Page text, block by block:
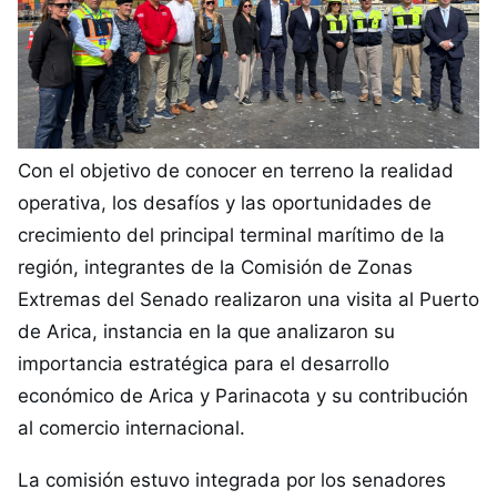
Con el objetivo de conocer en terreno la realidad
operativa, los desafíos y las oportunidades de
crecimiento del principal terminal marítimo de la
región, integrantes de la Comisión de Zonas
Extremas del Senado realizaron una visita al Puerto
de Arica, instancia en la que analizaron su
importancia estratégica para el desarrollo
económico de Arica y Parinacota y su contribución
al comercio internacional.
La comisión estuvo integrada por los senadores